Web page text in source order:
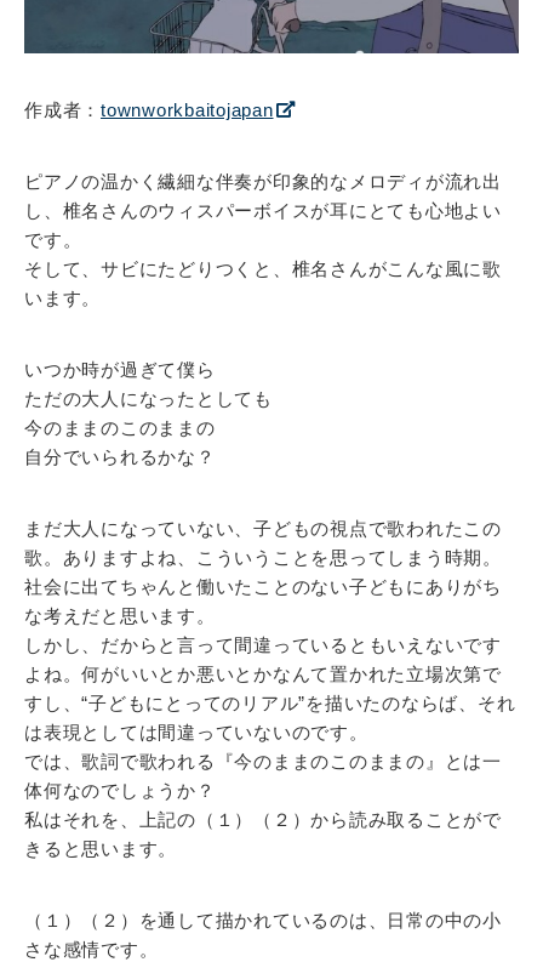
作成者： townworkbaitojapan
ピアノの温かく繊細な伴奏が印象的なメロディが流れ出
し、椎名さんのウィスパーボイスが耳にとても心地よい
です。
そして、サビにたどりつくと、椎名さんがこんな風に歌
います。
いつか時が過ぎて僕ら
ただの大人になったとしても
今のままのこのままの
自分でいられるかな？
まだ大人になっていない、子どもの視点で歌われたこの
歌。ありますよね、こういうことを思ってしまう時期。
社会に出てちゃんと働いたことのない子どもにありがち
な考えだと思います。
しかし、だからと言って間違っているともいえないです
よね。何がいいとか悪いとかなんて置かれた立場次第で
すし、“子どもにとってのリアル”を描いたのならば、それ
は表現としては間違っていないのです。
では、歌詞で歌われる『今のままのこのままの』とは一
体何なのでしょうか？
私はそれを、上記の（１）（２）から読み取ることがで
きると思います。
（１）（２）を通して描かれているのは、日常の中の小
さな感情です。